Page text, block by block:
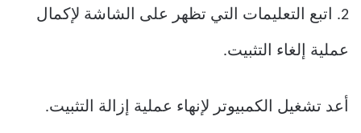
2. اتبع التعليمات التي تظهر على الشاشة لإكمال
عملية إلغاء التثبيت.
أعد تشغيل الكمبيوتر لإنهاء عملية إزالة التثبيت.